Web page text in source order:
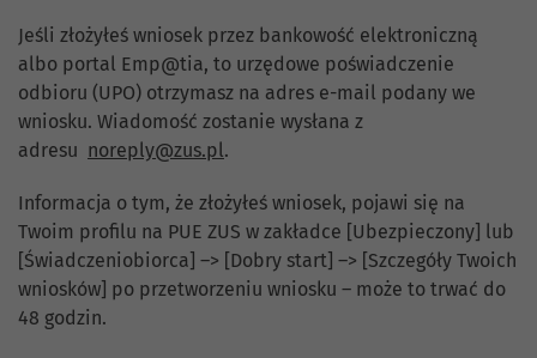
Jeśli złożyłeś wniosek przez bankowość elektroniczną
albo portal Emp@tia, to urzędowe poświadczenie
odbioru (UPO) otrzymasz na adres e-mail podany we
wniosku. Wiadomość zostanie wysłana z
adresu noreply@zus.pl.
Informacja o tym, że złożyłeś wniosek, pojawi się na
Twoim profilu na PUE ZUS w zakładce [Ubezpieczony] lub
[Świadczeniobiorca] –> [Dobry start] –> [Szczegóły Twoich
wniosków] po przetworzeniu wniosku – może to trwać do
48 godzin.